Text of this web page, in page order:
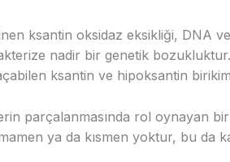
ksantin oksidaz eksikliği, DNA
nadir bir genetik
ksantin ve hipoksantin
parçalanmasında rol oynayan
ya da kısmen yoktur, bu da